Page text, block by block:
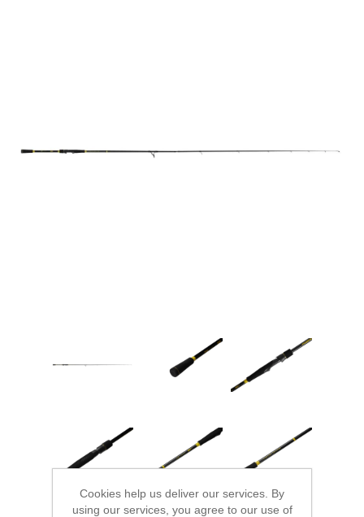
Аксессуары для лодок
Cookies help us deliver our services. By
using our services, you agree to our use of